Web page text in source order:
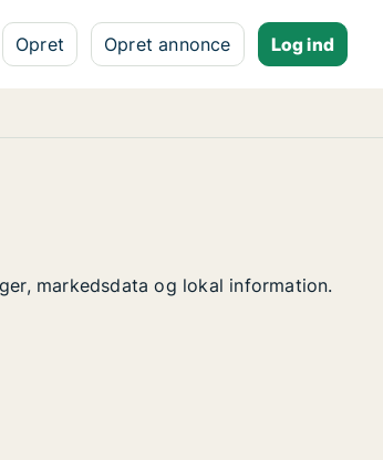
Opret Opret annonce Log ind
markedsdata og lokal information.